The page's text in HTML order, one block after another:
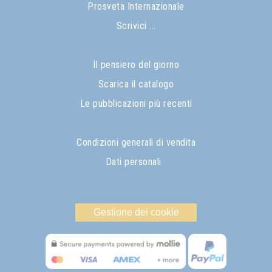
Prosveta Internazionale
Scrivici ...
Il pensiero del giorno
Scarica il catalogo
Le pubblicazioni più recenti
Condizioni generali di vendita
Dati personali
Gestione dei cookie